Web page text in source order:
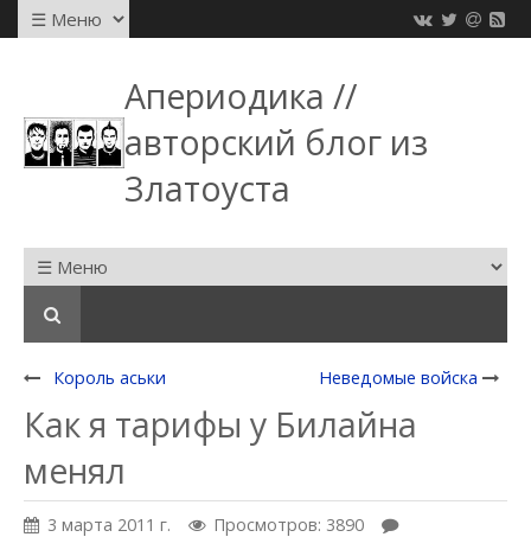
Апериодика //
авторский блог из
Златоуста
Король аськи Неведомые войска
Как я тарифы у Билайна
менял
3 марта 2011 г.
Просмотров: 3890